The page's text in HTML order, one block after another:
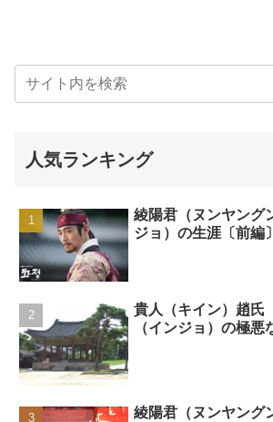
人気ランキング
綾陽君（ヌンヤング
ジョ）の生涯〔前編〕
貴人（キイン）趙氏
（インジョ）の極悪
綾陽君（ヌンヤング